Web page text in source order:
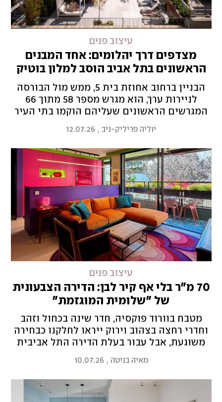
עיצוב פנים
מצדפים דרך יהלומים: אחד המבנים
הראשונים בתל אביב הוסב למלון בוטיק
דיגיטלי
הבניין ברחוב אחוזת בית 5, ממש מול הבורסה
לניירות ערך, הוא מגרש מספר 58 מתוך 66
המגרשים הראשונים שעליהם הוקמו בתי העיר
בניין משרדים וכעת הגיע השלב הבא – מלון
טרנדי מעוצב, פסע מהקוואסאן המקומי
יוליה פריליק-ניב,
12.07.26
עיצוב פנים
70 מ"ר בלי אף קיר לבן: הדירה הצבעונית
של "שלומית המוגזמת"
מטבח בוורוד פוקסיה, חדר שינה בכחול וזהב
וחדרי רחצה בצהוב וירוק ייראו לחלקנו כבחירה
משוגעת, אבל עבור בעלת הדירה התל אביבית
מסבירה הדיירת
מאיה בניטה ,
10.07.26